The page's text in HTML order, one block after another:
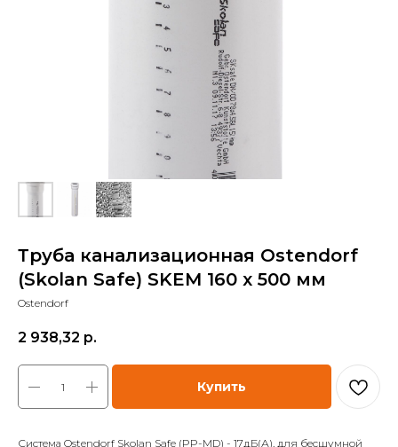
Труба канализационная Ostendorf
(Skolan Safe) SKEM 160 x 500 мм
Ostendorf
2 938,32 р.
Купить
Система Ostendorf Skolan Safe (PP-MD) - 17дБ(А), для бесшумной